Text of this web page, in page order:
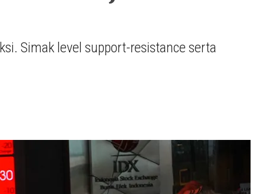
Simak level support-resistance serta